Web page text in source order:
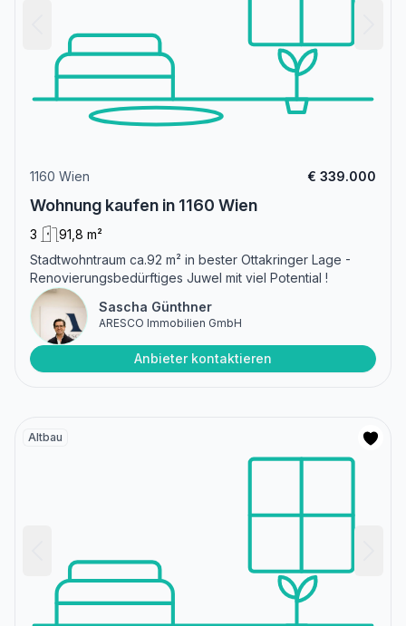
1160 Wien € 339.000
Wohnung kaufen in 1160 Wien
3
91,8 m²
Stadtwohntraum ca.92 m² in bester Ottakringer Lage -
Renovierungsbedürftiges Juwel mit viel Potential !
Sascha Günthner
ARESCO Immobilien GmbH
Anbieter kontaktieren
Altbau